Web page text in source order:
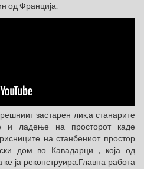
од Франција.
застарен лик,а станарите
и ладење на просторот каде
на станбениот простор
дом во Кавадарци , која од
ја реконструира.Главна работа